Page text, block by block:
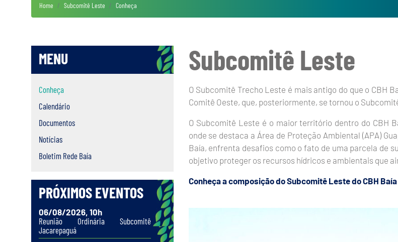
Home Subcomitê Leste Conheça
MENU
Conheça
Calendário
Documentos
Notícias
Boletim Rede Baía
PRÓXIMOS EVENTOS
06/08/2026, 10h
Reunião Ordinária Subcomitê
Jacarepaguá
Subcomitê Leste
O Subcomitê Trecho Leste é mais antigo do que o CBH
Comitê Oeste, que, posteriormente, se tornou o
O Subcomitê Leste é o maior território dentro do CBH
onde se destaca a Área de Proteção Ambiental (APA)
Baía, enfrenta desafios como o fato de uma parcela de
objetivo proteger os recursos hídricos e ambientais que
Conheça a composição do Subcomitê Leste do CBH